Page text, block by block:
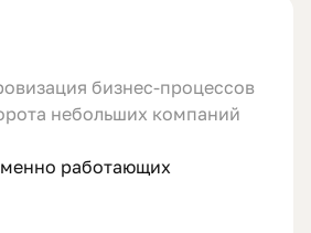
бизнес-процессов
небольших компаний
работающих